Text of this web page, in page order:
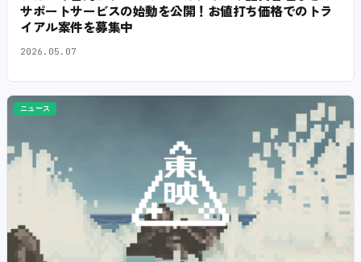
サポートサービスの始動を公開！お値打ち価格でのトラ
イアル案件を募集中
2026.05.07
ニュース